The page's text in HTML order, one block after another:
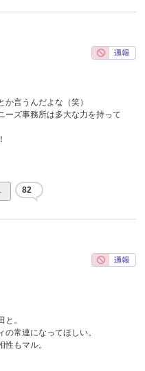
言うんだよな（笑）
ーズ事務所は多大な力を持って
82
。
常連になってほしい。
もマル。